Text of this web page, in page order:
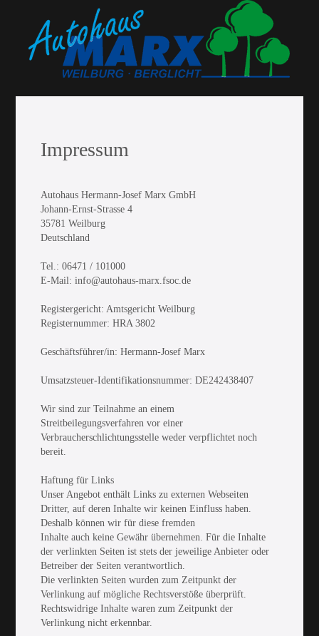
Impressum
Autohaus Hermann-Josef Marx GmbH
Johann-Ernst-Strasse 4
35781 Weilburg
Deutschland
Tel.: 06471 / 101000
E-Mail: info@autohaus-marx.fsoc.de
Registergericht: Amtsgericht Weilburg
Registernummer: HRA 3802
Geschäftsführer/in: Hermann-Josef Marx
Umsatzsteuer-Identifikationsnummer: DE242438407
Wir sind zur Teilnahme an einem
Streitbeilegungsverfahren vor einer
Verbraucherschlichtungsstelle weder verpflichtet noch
bereit.
Haftung für Links
Unser Angebot enthält Links zu externen Webseiten
Dritter, auf deren Inhalte wir keinen Einfluss haben.
Deshalb können wir für diese fremden
Inhalte auch keine Gewähr übernehmen. Für die Inhalte
der verlinkten Seiten ist stets der jeweilige Anbieter oder
Betreiber der Seiten verantwortlich.
Die verlinkten Seiten wurden zum Zeitpunkt der
Verlinkung auf mögliche Rechtsverstöße überprüft.
Rechtswidrige Inhalte waren zum Zeitpunkt der
Verlinkung nicht erkennbar.